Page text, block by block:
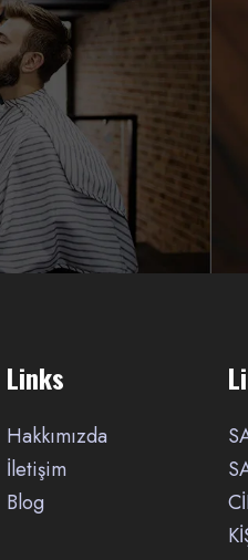
Links
Hakkımızda
İletişim
Blog